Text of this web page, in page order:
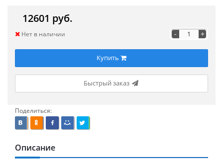
12601 руб.
Нет в наличии - +
Купить
Быстрый заказ
Поделиться:
Описание